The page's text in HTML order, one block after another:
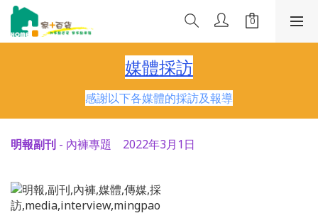
媒體採訪
感謝以下各媒體的採訪及報導
明報副刊 - 內褲專題 2022年3月1日